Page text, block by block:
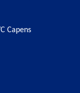
Capens